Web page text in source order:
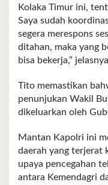
Kolaka Timur ini,
Saya sudah
segera merespons
ditahan, maka yang
bisa bekerja,”
Tito memastikan
penunjukan Wakil
dikeluarkan oleh
Mantan Kapolri ini
daerah yang terjerat
upaya pencegahan
antara Kemendagri